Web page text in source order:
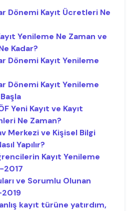
Dönemi Kayıt Ücretleri Ne
Yenileme Ne Zaman ve
Kadar?
Dönemi Kayıt Yenileme
Dönemi Kayıt Yenileme
Yeni Kayıt ve Kayıt
Ne Zaman?
Merkezi ve Kişisel Bilgi
Yapılır?
Kayıt Yenileme
2017
ve Sorumlu Olunan
kayıt türüne yatırdım,